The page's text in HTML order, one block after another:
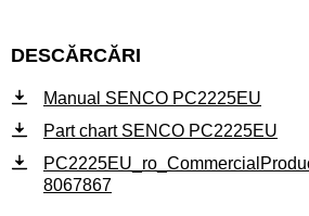
DESCĂRCĂRI
Manual SENCO PC2225EU
Part chart SENCO PC2225EU
8067867